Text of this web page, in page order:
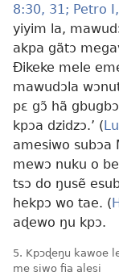
8:30, 31; Petro
yiyim la,
akpa gãtɔ
Ðikeke mele
mawudɔla
pɛ gɔ̃ hã
kpɔa dzidzɔ.’ (
amesiwo subɔa
mewɔ nuku o
tsɔ do ŋusẽ
hekpɔ wo tae. (
aɖewo ŋu kpɔ.
5. Kpɔɖeŋu kawoe
me siwo fia alesi